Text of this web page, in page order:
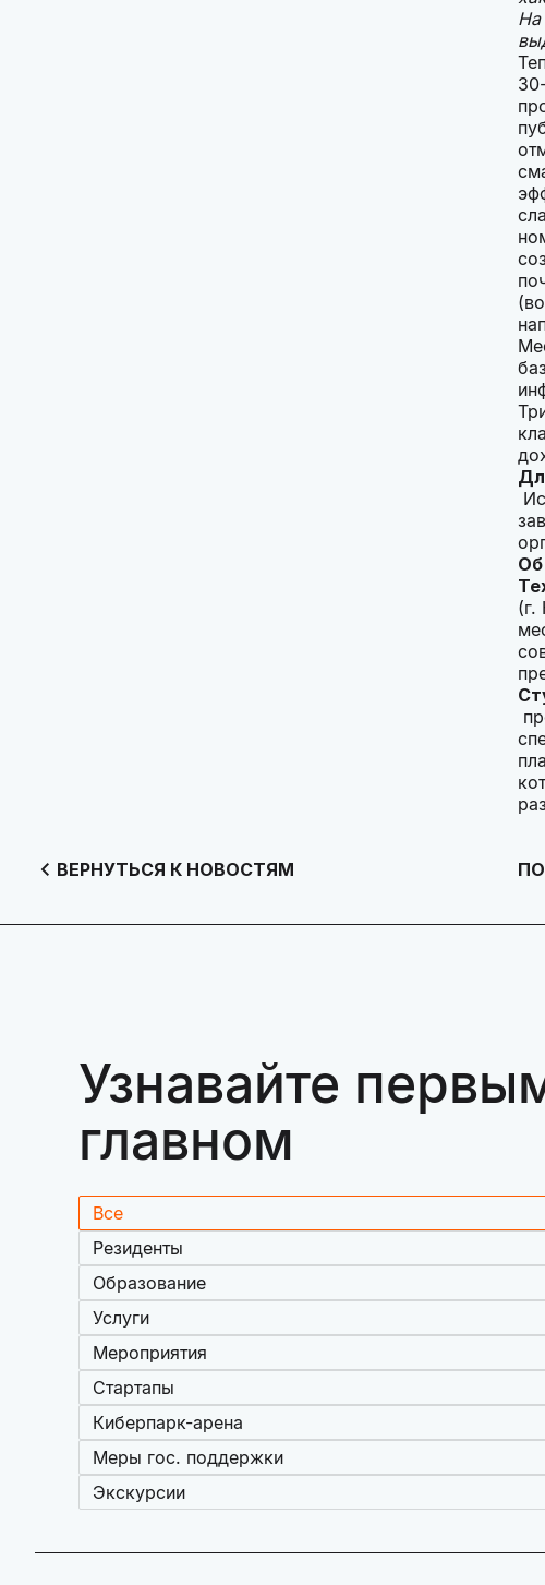
На
Об
(г.
ВЕРНУТЬСЯ К НОВОСТЯМ
Узнавайте
главном
Все
Резиденты
Образование
Услуги
Мероприятия
Стартапы
Киберпарк-арена
Меры гос. поддержки
Экскурсии